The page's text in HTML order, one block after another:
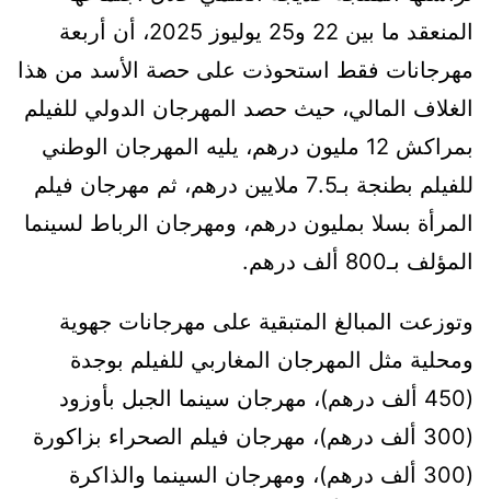
المنعقد ما بين 22 و25 يوليوز 2025، أن أربعة
مهرجانات فقط استحوذت على حصة الأسد من هذا
الغلاف المالي، حيث حصد المهرجان الدولي للفيلم
بمراكش 12 مليون درهم، يليه المهرجان الوطني
للفيلم بطنجة بـ7.5 ملايين درهم، ثم مهرجان فيلم
المرأة بسلا بمليون درهم، ومهرجان الرباط لسينما
المؤلف بـ800 ألف درهم.
وتوزعت المبالغ المتبقية على مهرجانات جهوية
ومحلية مثل المهرجان المغاربي للفيلم بوجدة
(450 ألف درهم)، مهرجان سينما الجبل بأوزود
(300 ألف درهم)، مهرجان فيلم الصحراء بزاكورة
(300 ألف درهم)، ومهرجان السينما والذاكرة